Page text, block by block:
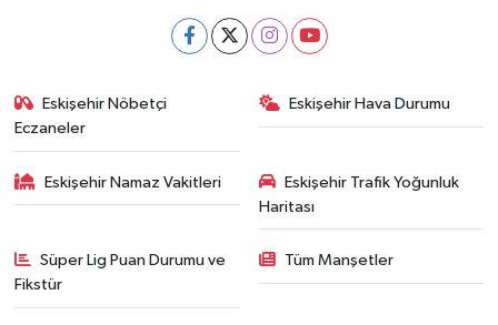
Eskişehir Nöbetçi
Eczaneler
Eskişehir Hava Durumu
Eskişehir Namaz Vakitleri
Eskişehir Trafik Yoğunluk
Haritası
Süper Lig Puan Durumu ve
Fikstür
Tüm Manşetler